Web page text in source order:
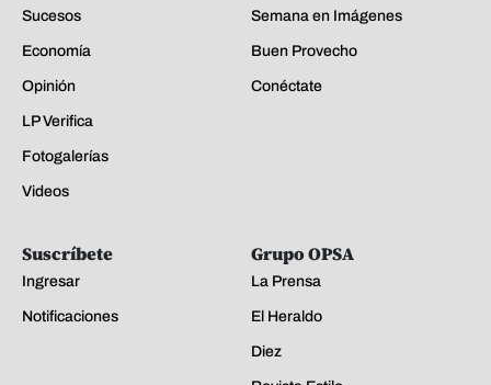
Sucesos
Economía
Opinión
LP Verifica
Fotogalerías
Videos
Semana en Imágenes
Buen Provecho
Conéctate
Suscríbete
Ingresar
Notificaciones
Grupo OPSA
La Prensa
El Heraldo
Diez